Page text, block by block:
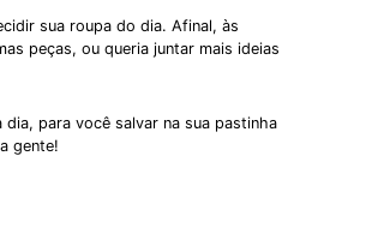
sua roupa do dia. Afinal, às
peças, ou queria juntar mais ideias
para você salvar na sua pastinha
gente!